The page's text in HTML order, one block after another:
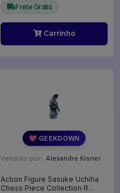
Frete Grátis
Carrinho
💖 GEEKDOWN
Vendido por: Alexandre Kisner - PR
Action Figure Sasuke Uchiha
Chess Piece Collection R